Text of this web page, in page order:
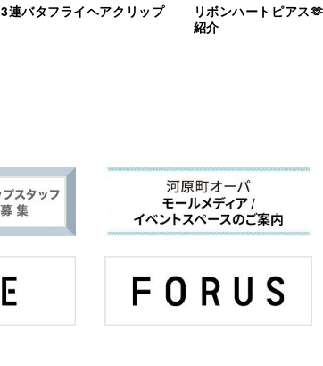
3連バタフライヘアクリップ
リボンハートピアス
紹介